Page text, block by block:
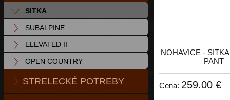
SITKA
SUBALPINE
ELEVATED II
OPEN COUNTRY
STRELECKÉ POTREBY
NOHAVICE -
PANT
Cena: 259.00 €